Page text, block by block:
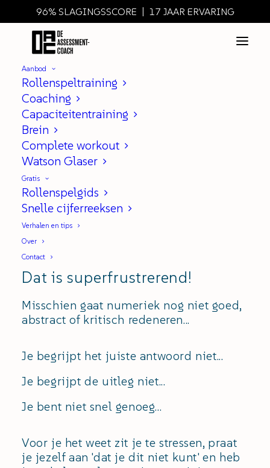
96% SLAGINGSSCORE | 17 JAAR ERVARING
Aanbod
Rollenspeltraining
Coaching
Capaciteitentraining
Brein
Complete workout
Watson Glaser
Gratis
Rollenspelgids
Snelle cijferreeksen
Verhalen en tips
Over
Contact
Oefentests maken zonder er
beter in te worden...
Dat is superfrustrerend!
Misschien gaat numeriek nog niet goed,
abstract of kritisch redeneren...
Je begrijpt het juiste antwoord niet...
Je begrijpt de uitleg niet...
Je bent niet snel genoeg...
Voor je het weet zit je te stressen, praat
je jezelf aan 'dat je dit niet kunt' en heb